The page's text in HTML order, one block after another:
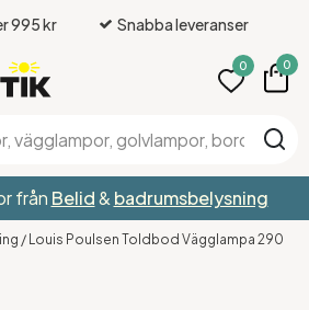
995 kr Snabba leveranser
0 0
från Belid& badrumsbelysning
/ Louis Poulsen Toldbod Vägglampa 290